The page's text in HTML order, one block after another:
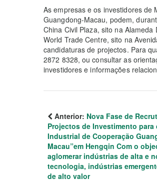
As empresas e os investidores de
Guangdong-Macau, podem,
China Civil Plaza, sito na Alameda
World Trade Centre, sito na
candidaturas de projectos. Para
2872 8328, ou consultar as
investidores e informações
Anterior: Nova Fase de
Projectos de Investimento para
Industrial de Cooperação
Macau”em Hengqin Com o
aglomerar indústrias de alta e
tecnologia, indústrias
de alto valor